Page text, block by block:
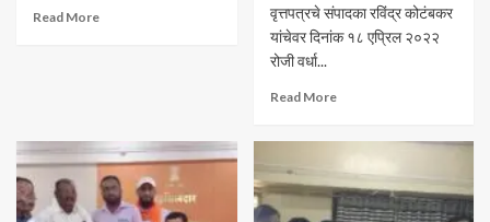
Read More
वृत्तपत्रचे संपादका रविंद्र कोटंबकर
यांचेवर दिनांक १८ एप्रिल २०२२
रोजी वर्धा...
Read More